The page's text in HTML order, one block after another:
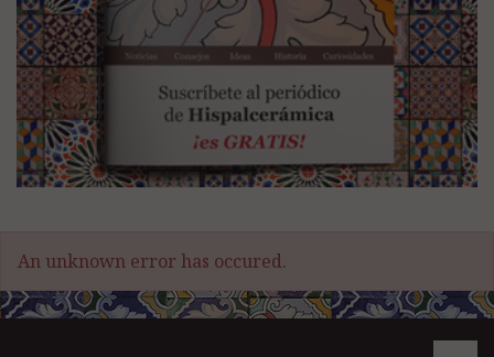
An unknown error has occured.